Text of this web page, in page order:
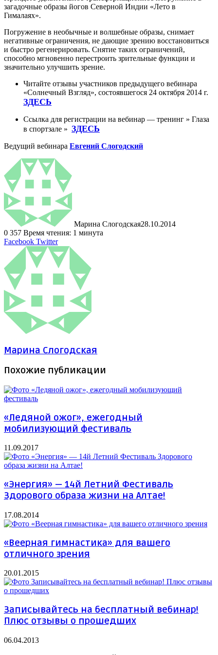
загадочные образы йогов Северной Индии «Лето в
Гималаях».
Погружение в необычные и волшебные образы, снимает
негативные ограничения, не дающие зрению восстановиться
и быстро регенерировать. Снятие таких ограничений,
способно мгновенно перестроить зрительные функции и
значительно улучшить зрение.
Читайте отзывы участников предыдущего вебинара
«Солнечный Взгляд», состоявшегося 24 октября 2014 г.
ЗДЕСЬ
Ссылка для регистрации на вебинар — тренинг » Глаза
в спортзале » ЗДЕСЬ
Ведущий вебинара Евгений Слогодский
Марина Слогодская28.10.2014
0 357 Время чтения: 1 минута
Facebook TwitterLinkedIn
Tumblr
Pinterest
Reddit
ВКонтакте
Поделиться
через
электронную
почту
Печатать
Марина Слогодская
Похожие публикации
«Ледяной ожог», ежегодный
мобилизующий фестиваль
11.09.2017
«Энергия» — 14й Летний Фестиваль
Здорового образа жизни на Алтае!
17.08.2014
«Веерная гимнастика» для вашего
отличного зрения
20.01.2015
Записывайтесь на бесплатный вебинар!
Плюс отзывы о прошедших
06.04.2013